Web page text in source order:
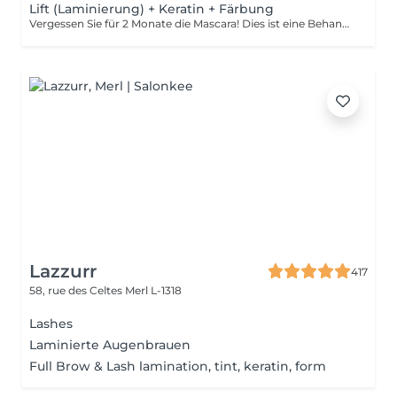
Lift (Laminierung) + Keratin + Färbung
Vergessen Sie für 2 Monate die Mascara! Dies ist eine Behandlung, bei der Ihre natürlichen Wimpern angehoben und gekräuselt werden, um sie länger aussehen zu lassen und ihnen eine attraktive Form zu verleihen, die Ihre Augen öffnet. Wie wird die Wimpernlaminierung durchgeführt? - Wimpern werden gewaschen - Augenpads werden platziert - Silikonstäbchen werden platziert - Permanentlösung wird aufgetragen - Liftinglösung verbleibt etwa 15 Minuten auf den Wimpern - Neutralisierungslösung wird aufgetragen, um die Disulfid-Wimpernbindungen wiederherzustellen - Henna oder Farbe wird aufgetragen - Keratin (Serum wird aufgetragen, um die Wimpern hydratisiert und gesund zu halten) - Silikonstäbchen werden entfernt Altersbeschränkungen: empfohlenes Mindestalter ab 14 Jahren. Empfehlungen nach dem Eingriff: die Wimpern 24 Stunden nach dem Eingriff nicht waschen. Frequenz: einmal in 8 Wochen.
Lazzurr
417
58, rue des Celtes Merl L-1318
Lashes
Laminierte Augenbrauen
Full Brow & Lash lamination, tint, keratin, form